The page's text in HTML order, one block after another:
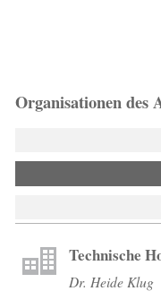
Organisationen des
Technische
Dr. Heide Klug